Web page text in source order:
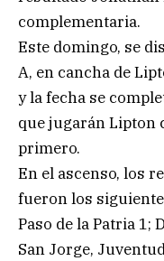
complementaria.
Este domingo, se
A, en cancha de
y la fecha se
que jugarán Lipton
primero.
En el ascenso, los
fueron los
Paso de la Patria 1;
San Jorge,